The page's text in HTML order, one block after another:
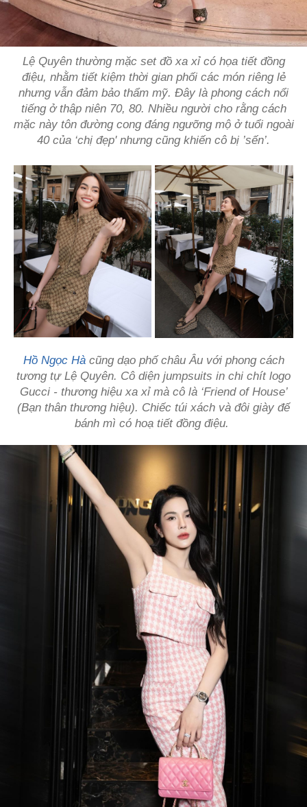
Lệ Quyên thường mặc set đồ xa xỉ có họa tiết đồng
điệu, nhằm tiết kiệm thời gian phối các món riêng lẻ
nhưng vẫn đảm bảo thẩm mỹ. Đây là phong cách nổi
tiếng ở thập niên 70, 80. Nhiều người cho rằng cách
mặc này tôn đường cong đáng ngưỡng mộ ở tuổi ngoài
40 của ‘chị đẹp' nhưng cũng khiến cô bị ’sến’.
Hồ Ngọc Hàcũng dạo phố châu Âu với phong cách
tương tự Lệ Quyên. Cô diện jumpsuits in chi chít logo
Gucci - thương hiệu xa xỉ mà cô là ‘Friend of House’
(Bạn thân thương hiệu). Chiếc túi xách và đôi giày đế
bánh mì có hoạ tiết đồng điệu.